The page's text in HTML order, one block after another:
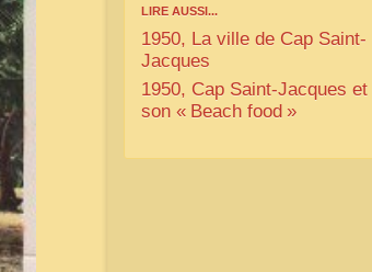
LIRE AUSSI...
1950, La ville de Cap Saint-
Jacques
1950, Cap Saint-Jacques et
son « Beach food »